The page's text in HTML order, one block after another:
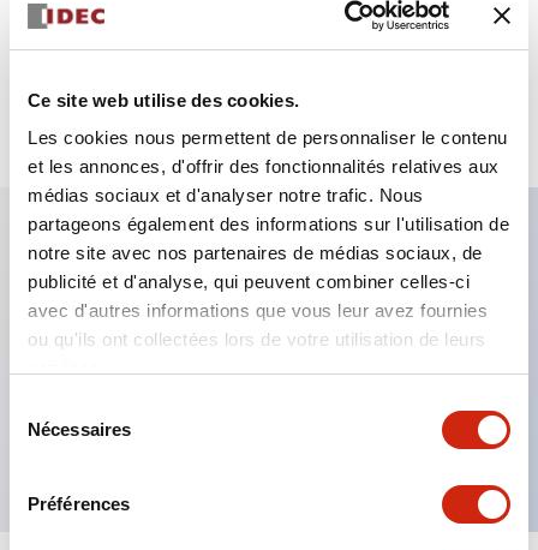
Ce site web utilise des cookies.
Les cookies nous permettent de personnaliser le contenu
et les annonces, d'offrir des fonctionnalités relatives aux
médias sociaux et d'analyser notre trafic. Nous
partageons également des informations sur l'utilisation de
notre site avec nos partenaires de médias sociaux, de
publicité et d'analyse, qui peuvent combiner celles-ci
avec d'autres informations que vous leur avez fournies
ou qu'ils ont collectées lors de votre utilisation de leurs
Nécessaires
Préférences
Sélectionner la quantité
Caractéristiques clés
Fixation par regroupement possible
Le commutateur sélecteur avec clé adopte une
structure à goupille à cylindre haute sécurité
La structure de protection est IP65 (IEC60529)